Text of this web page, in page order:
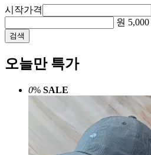
시작가격
원 5,000
검색
오늘만 특가
0% SALE